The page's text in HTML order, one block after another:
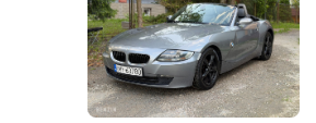
DEL VEICOLO